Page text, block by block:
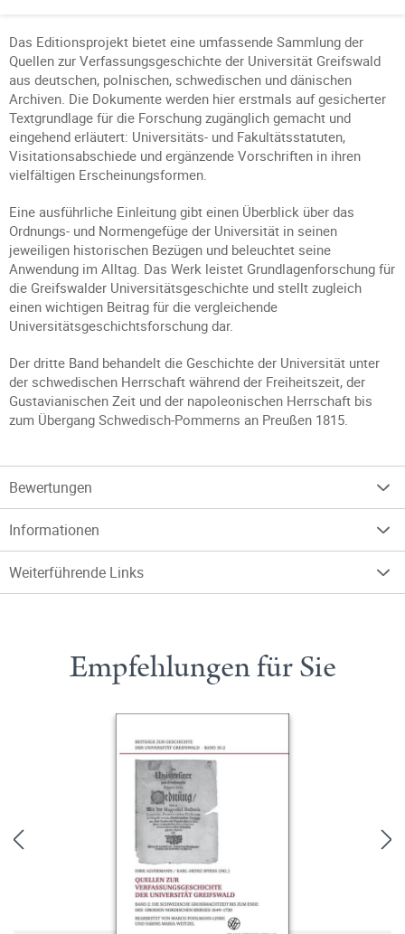
Das Editionsprojekt bietet eine umfassende Sammlung der
Quellen zur Verfassungsgeschichte der Universität Greifswald
aus deutschen, polnischen, schwedischen und dänischen
Archiven. Die Dokumente werden hier erstmals auf gesicherter
Textgrundlage für die Forschung zugänglich gemacht und
eingehend erläutert: Universitäts- und Fakultätsstatuten,
Visitationsabschiede und ergänzende Vorschriften in ihren
vielfältigen Erscheinungsformen.
Eine ausführliche Einleitung gibt einen Überblick über das
Ordnungs- und Normengefüge der Universität in seinen
jeweiligen historischen Bezügen und beleuchtet seine
Anwendung im Alltag. Das Werk leistet Grundlagenforschung für
die Greifswalder Universitätsgeschichte und stellt zugleich
einen wichtigen Beitrag für die vergleichende
Universitätsgeschichtsforschung dar.
Der dritte Band behandelt die Geschichte der Universität unter
der schwedischen Herrschaft während der Freiheitszeit, der
Gustavianischen Zeit und der napoleonischen Herrschaft bis
zum Übergang Schwedisch-Pommerns an Preußen 1815.
Bewertungen
Informationen
Weiterführende Links
Empfehlungen für Sie